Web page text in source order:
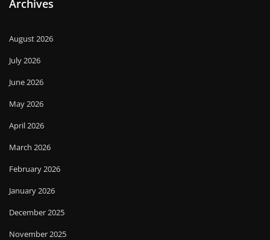
Archives
August 2026
July 2026
June 2026
May 2026
April 2026
March 2026
February 2026
January 2026
December 2025
November 2025